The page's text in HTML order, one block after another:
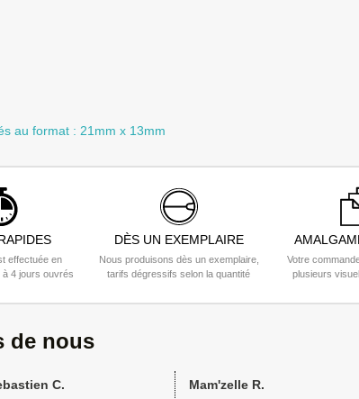
au format : 21mm x 13mm
effectuée en
4 jours ouvrés
DÈS UN EXEMPLAIRE
Nous produisons dès un exemplaire,
tarifs dégressifs selon la quantité
Votre
plusieurs
de nous
C. Mam'zelle R.